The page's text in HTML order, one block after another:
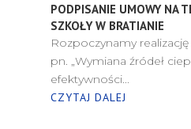
PODPISANIE UMOWY NA
SZKOŁY W BRATIANIE
Rozpoczynamy realizację
pn. „Wymiana źródeł
efektywności...
CZYTAJ DALEJ